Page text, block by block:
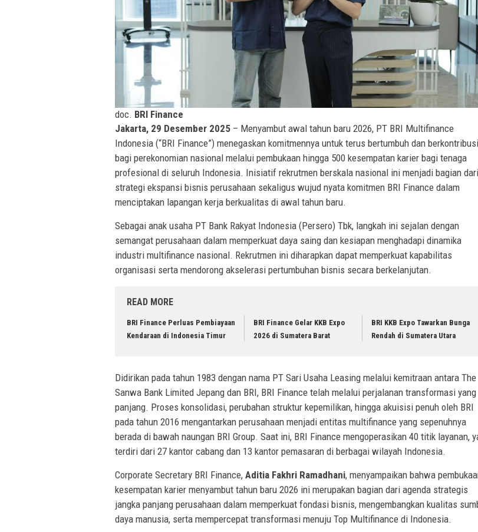
doc. BRI Finance
Jakarta, 29 Desember 2025 – Menyambut awal tahun baru 2026, PT BRI Multifinance
Indonesia (“BRI Finance”) menegaskan komitmennya untuk terus bertumbuh dan berkontribusi
bagi perekonomian nasional melalui pembukaan hingga 500 kesempatan karier bagi tenaga
profesional di seluruh Indonesia. Inisiatif rekrutmen berskala nasional ini menjadi bagian dari
strategi ekspansi bisnis perusahaan sekaligus wujud nyata komitmen BRI Finance dalam
menciptakan lapangan kerja berkualitas di awal tahun baru.
Sebagai anak usaha PT Bank Rakyat Indonesia (Persero) Tbk, langkah ini sejalan dengan
semangat perusahaan dalam memperkuat daya saing dan kesiapan menghadapi dinamika
industri multifinance nasional. Rekrutmen ini diharapkan dapat memperkuat kapabilitas
organisasi serta mendorong akselerasi pertumbuhan bisnis secara berkelanjutan.
READ MORE
BRI Finance Perluas Pembiayaan
Kendaraan di Indonesia Timur
BRI Finance Gelar KKB Expo
2026 di Sumatera Barat
BRI KKB Expo Tawarkan Bunga
Rendah di Sumatera Utara
Didirikan pada tahun 1983 dengan nama PT Sari Usaha Leasing melalui kemitraan antara The
Sanwa Bank Limited Jepang dan BRI, BRI Finance telah melalui perjalanan transformasi yang
panjang. Proses konsolidasi, perubahan struktur kepemilikan, hingga akuisisi penuh oleh BRI
pada tahun 2016 mengantarkan perusahaan menjadi entitas multifinance yang sepenuhnya
berada di bawah naungan BRI Group. Saat ini, BRI Finance mengoperasikan 40 titik layanan,
terdiri dari 27 kantor cabang dan 13 kantor pemasaran di berbagai wilayah Indonesia.
Corporate Secretary BRI Finance, Aditia Fakhri Ramadhani, menyampaikan bahwa
kesempatan karier menyambut tahun baru 2026 ini merupakan bagian dari agenda strategis
jangka panjang perusahaan dalam memperkuat fondasi bisnis, mengembangkan kualitas
daya manusia, serta mempercepat transformasi menuju Top Multifinance di Indonesia.